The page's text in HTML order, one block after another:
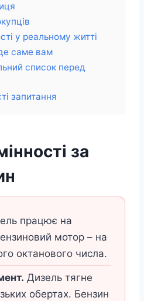
у реальному житті
саме вам
список перед
запитання
за
працює на
мотор – на
октанового числа.
Дизель тягне
обертах. Бензин